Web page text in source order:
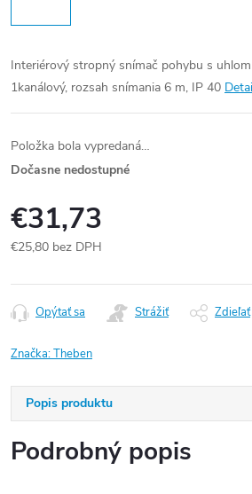
Interiérový stropný snímač pohybu s
1kanálový, rozsah snímania 6 m, IP 40
Položka bola vypredaná…
Dočasne nedostupné
€31,73
€25,80 bez DPH
cena:
Opýtať sa Strážiť Zdieľať
Značka:Theben
Popis produktu
Podrobný popis